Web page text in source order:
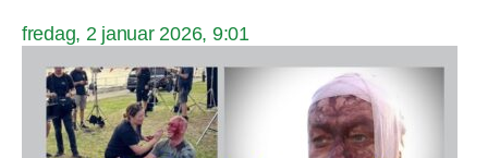
fredag, 2 januar 2026, 9:01